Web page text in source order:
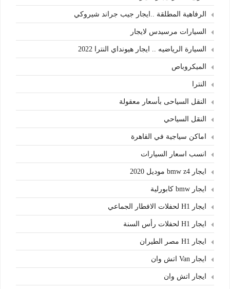
الرفاهية المطلقة ..ايجار جيب جراند شيروكي
السيارات مرسيدس لايجار
السيارة الرياضيه .. ايجار هيونداي النترا 2022
الميكروباص
النترا
النقل السياحى بأسعار معقولة
النقل السياحي
اماكن سياجية في القاهرة
انسب اسعار السيارات
ايجار bmw z4 موديل 2020
ايجار bmw كابورلية
ايجار H1 لحفلات الافطار الجماعي
ايجار H1 لحفلات رأس السنة
ايجار H1 مصر الطيران
ايجار Van اتش وان
ايجار اتش وان